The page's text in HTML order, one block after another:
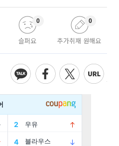
슬퍼요
0
추가취재 원해요
0